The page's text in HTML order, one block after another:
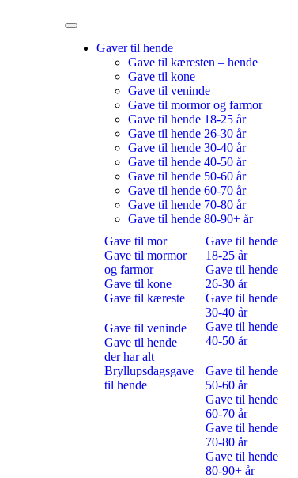
Gaver til hende
Gave til kæresten – hende
Gave til kone
Gave til veninde
Gave til mormor og farmor
Gave til hende 18-25 år
Gave til hende 26-30 år
Gave til hende 30-40 år
Gave til hende 40-50 år
Gave til hende 50-60 år
Gave til hende 60-70 år
Gave til hende 70-80 år
Gave til hende 80-90+ år
Gave til mor
Gave til mormor
og farmor
Gave til kone
Gave til kæreste
Gave til veninde
Gave til hende
der har alt
Bryllupsdagsgave
til hende
Gave til hende
18-25 år
Gave til hende
26-30 år
Gave til hende
30-40 år
Gave til hende
40-50 år
Gave til hende
50-60 år
Gave til hende
60-70 år
Gave til hende
70-80 år
Gave til hende
80-90+ år